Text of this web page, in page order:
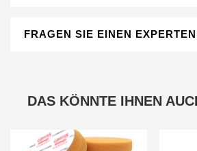
FRAGEN SIE EINEN EXPERTEN
DAS KÖNNTE IHNEN